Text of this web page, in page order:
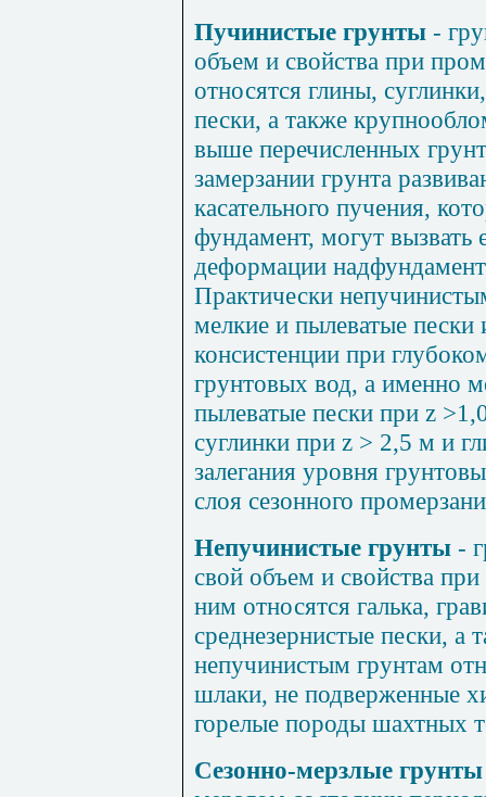
Пучинистые грунты -
объем и свойства при
относятся глины,
пески, а также
выше перечисленных
замерзании грунта
касательного пучения,
фундамент, могут вызвать
деформации
Практически
мелкие и пылеватые пески
консистенции при
грунтовых вод, а именно
пылеватые пески при z
суглинки при z > 2,5 м и
залегания уровня
слоя сезонного
Непучинистые грунты -
свой объем и свойства
ним относятся галька,
среднезернистые пески, а
непучинистым грунтам
шлаки, не подверженные
горелые породы шахтных
Сезонно-мерзлые грунты